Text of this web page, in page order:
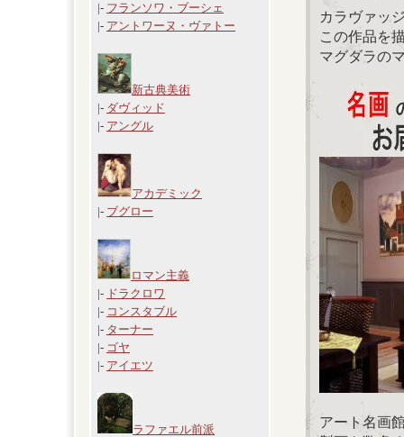
|- フランソワ・ブーシェ
|- アントワーヌ・ヴァトー
新古典美術
|- ダヴィッド
|- アングル
アカデミック
|- ブグロー
ロマン主義
|- ドラクロワ
|- コンスタブル
|- ターナー
|- ゴヤ
|- アイエツ
ラファエル前派
カラヴァッ
この作品を
マグダラの
アート名画